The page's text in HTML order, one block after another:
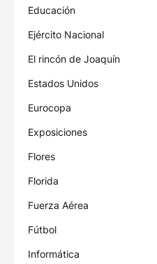
Educación
Ejército Nacional
El rincón de Joaquín
Estados Unidos
Eurocopa
Exposiciones
Flores
Florida
Fuerza Aérea
Fútbol
Informática